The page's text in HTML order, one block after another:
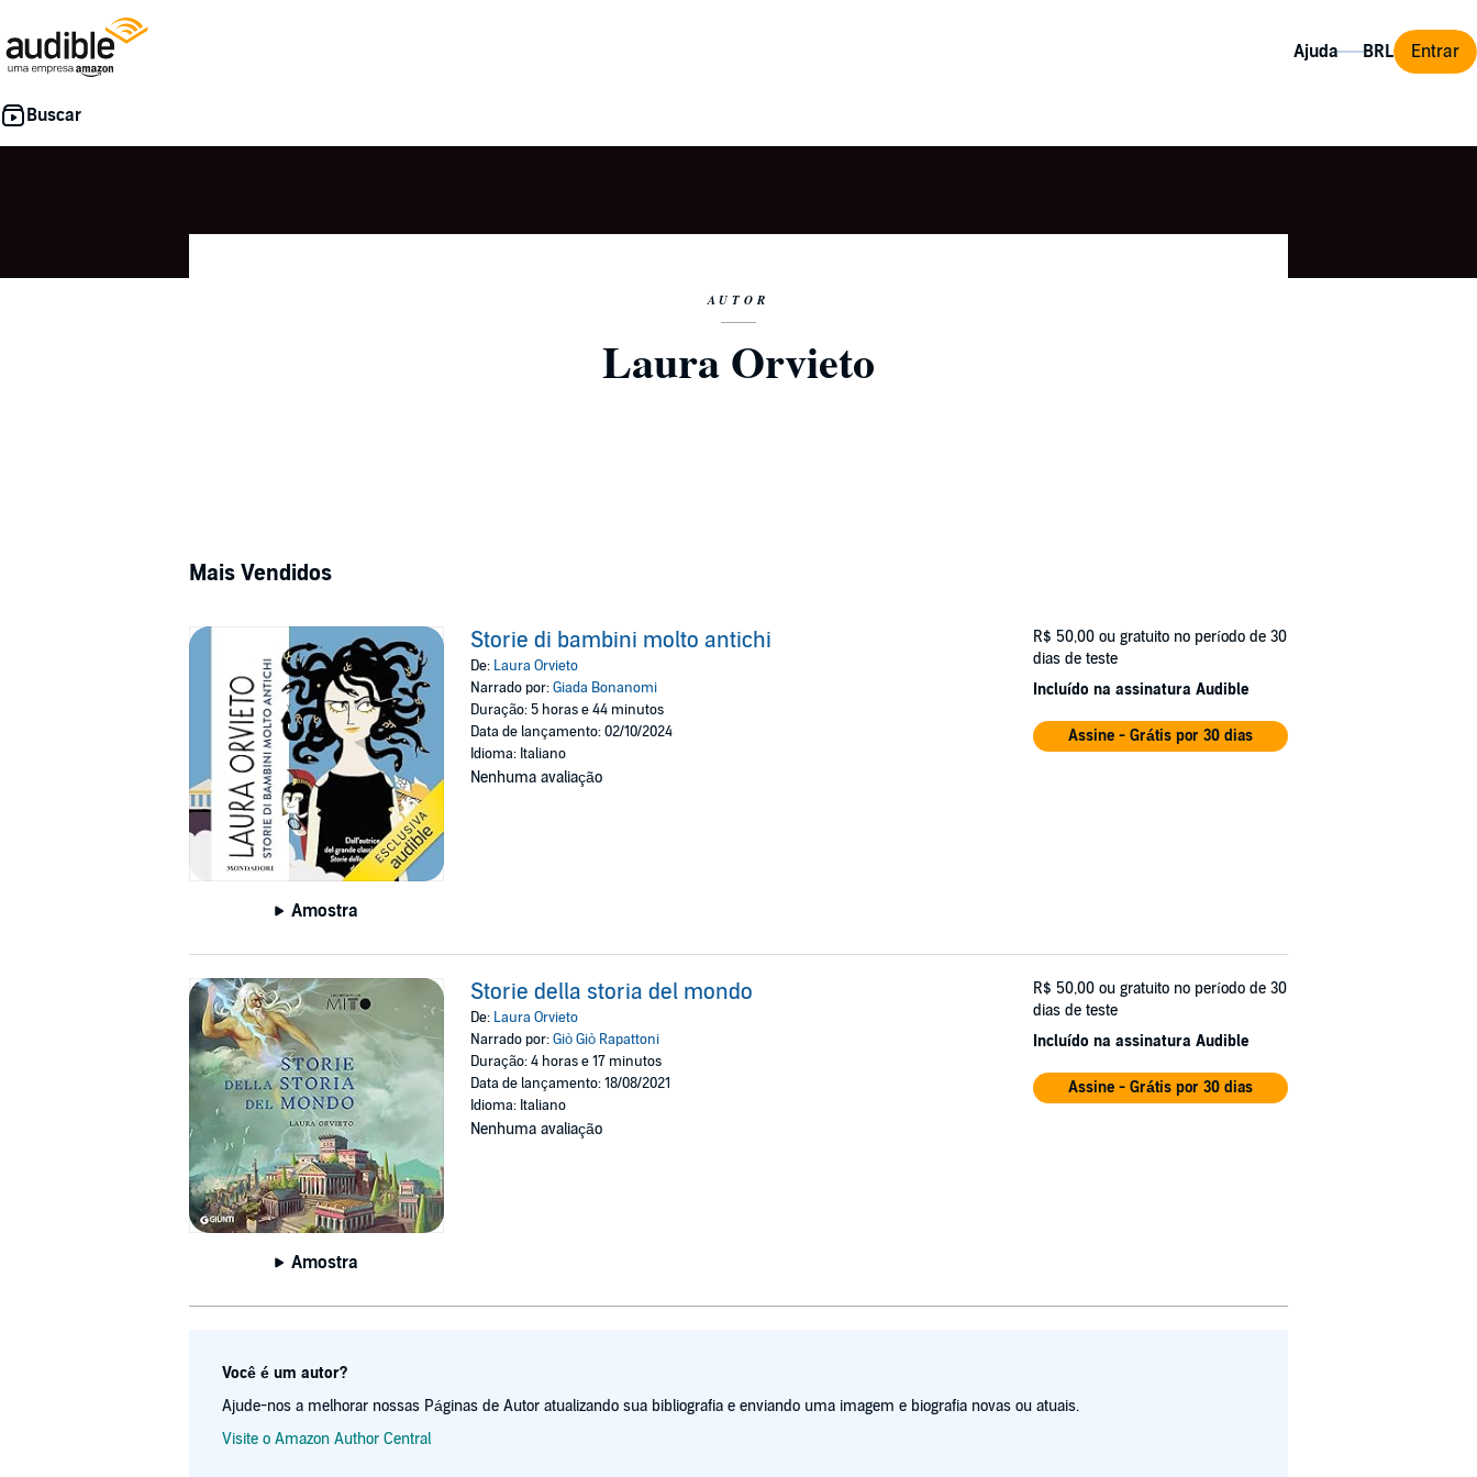
Ajuda Entrar
AUTOR
Laura Orvieto
Mais Vendidos
Amostra
Storie di bambini molto antichi
De: Laura Orvieto
Narrado por:Giada Bonanomi
Duração: 5 horas e 44 minutos
Data de lançamento: 02/10/2024
Idioma: Italiano
Nenhuma avaliação
R$ 50,00 ou gratuito no período de 30
dias de teste
Incluído na assinatura Audible
Assine - Grátis por 30 dias
Amostra
Storie della storia del mondo
De: Laura Orvieto
Narrado por:Giò Giò Rapattoni
Duração: 4 horas e 17 minutos
Data de lançamento: 18/08/2021
Idioma: Italiano
Nenhuma avaliação
R$ 50,00 ou gratuito no período de 30
dias de teste
Incluído na assinatura Audible
Assine - Grátis por 30 dias
Você é um autor?
Ajude-nos a melhorar nossas Páginas de Autor atualizando sua bibliografia e enviando uma imagem e biografia novas ou atuais.
Visite o Amazon Author Central